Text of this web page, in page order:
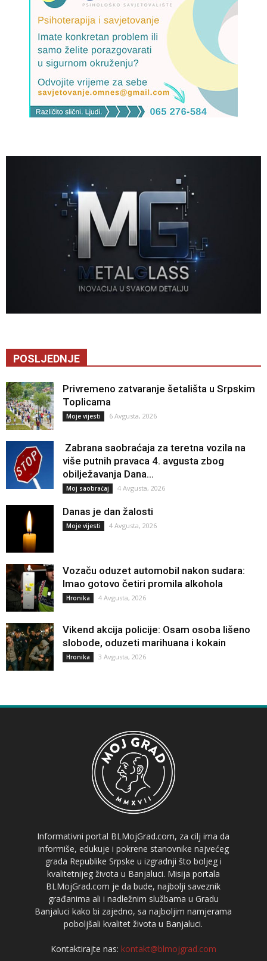
POSLJEDNJE
Privremeno zatvaranje šetališta u Srpskim
Toplicama
Moje vijesti 6 Avgusta, 2026
Zabrana saobraćaja za teretna vozila na
više putnih pravaca 4. avgusta zbog
obilježavanja Dana...
Moj saobraćaj 4 Avgusta, 2026
Danas je dan žalosti
Moje vijesti 4 Avgusta, 2026
Vozaču oduzet automobil nakon sudara:
Imao gotovo četiri promila alkohola
Hronika 4 Avgusta, 2026
Vikend akcija policije: Osam osoba lišeno
slobode, oduzeti marihuana i kokain
Hronika 3 Avgusta, 2026
Informativni portal BLMojGrad.com, za cilj ima da
informiše, edukuje i pokrene stanovnike najvećeg
grada Republike Srpske u izgradnji što boljeg i
kvalitetnijeg života u Banjaluci. Misija portala
BLMojGrad.com je da bude, najbolji saveznik
građanima ali i nadležnim službama u Gradu
Banjaluci kako bi zajedno, sa najboljim namjerama
poboljšali kvalitet života u Banjaluci.
Kontaktirajte nas: kontakt@blmojgrad.com